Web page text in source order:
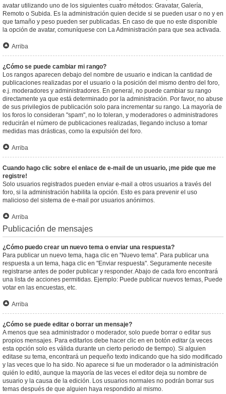
avatar utilizando uno de los siguientes cuatro métodos: Gravatar, Galería,
Remoto o Subida. Es la administración quien decide si se pueden usar o no y en
que tamaño y peso pueden ser publicadas. En caso de que no este disponible
la opción de avatar, comuníquese con La Administración para que sea activada.
Arriba
¿Cómo se puede cambiar mi rango?
Los rangos aparecen debajo del nombre de usuario e indican la cantidad de
publicaciones realizadas por el usuario o la posición del mismo dentro del foro,
e.j. moderadores y administradores. En general, no puede cambiar su rango
directamente ya que está determinado por la administración. Por favor, no abuse
de sus privilegios de publicación solo para incrementar su rango. La mayoría de
los foros lo consideran "spam", no lo toleran, y moderadores o administradores
reducirán el número de publicaciones realizadas, llegando incluso a tomar
medidas mas drásticas, como la expulsión del foro.
Arriba
Cuando hago clic sobre el enlace de e-mail de un usuario, ¡me pide que me
registre!
Solo usuarios registrados pueden enviar e-mail a otros usuarios a través del
foro, si la administración habilita la opción. Esto es para prevenir el uso
malicioso del sistema de e-mail por usuarios anónimos.
Arriba
Publicación de mensajes
¿Cómo puedo crear un nuevo tema o enviar una respuesta?
Para publicar un nuevo tema, haga clic en "Nuevo tema". Para publicar una
respuesta a un tema, haga clic en "Enviar respuesta". Seguramente necesite
registrarse antes de poder publicar y responder. Abajo de cada foro encontrará
una lista de acciones permitidas. Ejemplo: Puede publicar nuevos temas, Puede
votar en las encuestas, etc.
Arriba
¿Cómo se puede editar o borrar un mensaje?
A menos que sea administrador o moderador, solo puede borrar o editar sus
propios mensajes. Para editarlos debe hacer clic en en botón editar(a veces
esta opción solo es válida durante un cierto periodo de tiempo). Si alguien
editase su tema, encontrará un pequeño texto indicando que ha sido modificado
y las veces que lo ha sido. No aparece si fue un moderador o la administración
quién lo editó, aunque la mayoría de las veces el editor deja su nombre de
usuario y la causa de la edición. Los usuarios normales no podrán borrar sus
temas después de que alguien haya respondido al mismo.